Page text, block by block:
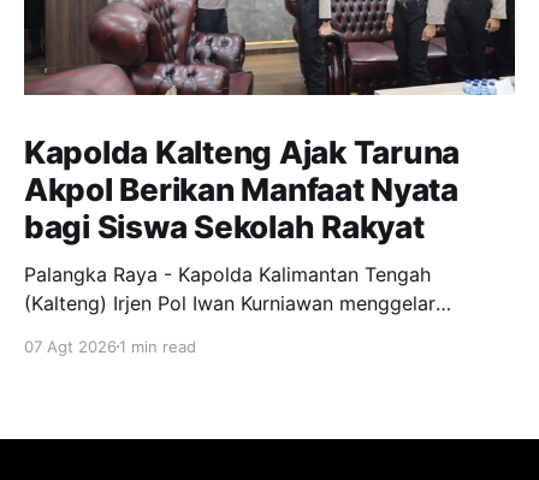
Kapolda Kalteng Ajak Taruna
Akpol Berikan Manfaat Nyata
bagi Siswa Sekolah Rakyat
Palangka Raya - Kapolda Kalimantan Tengah
(Kalteng) Irjen Pol Iwan Kurniawan menggelar
tingkat IV bertempat di ruang kerjanya, Jumat
anak-anak di Sekolah Rakyat. Dalam kesempatannya,
07 Agt 2026 1 min read